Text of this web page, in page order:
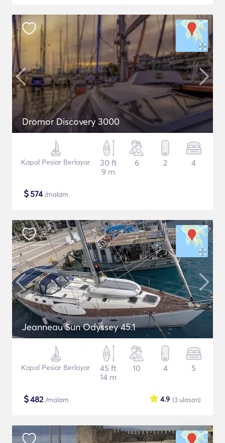
Dromor Discovery 3000
Kapal Pesiar Berlayar
30 ft
9 m
6 2 4
$574/malam
Jeanneau Sun Odyssey 45.1
Kapal Pesiar Berlayar
45 ft
14 m
10 4 5
$482/malam (3 ulasan)
4.9